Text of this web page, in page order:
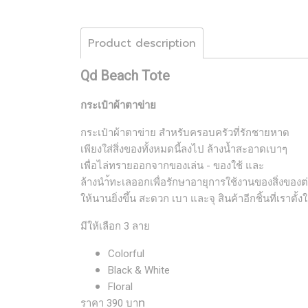
Product description
Qd Beach Tote
กระเป๋าผ้าตาข่าย
กระเป๋าผ้าตาข่าย สำหรับครอบครัวที่รักชายหาด
เพียงใส่สิ่งของทั้งหมดนี้ลงไป ล้างน้ำสะอาดเบาๆ
เพื่อไล่ทรายออกจากของเล่น - ของใช้ และ
ล้างนำ้ทะเลออกเพื่อรักษาอายุการใช้งานของสิ่งของ
ให้นานยิ่งขึ้น สะดวก เบา และจุ สินค้าอีกชิ้นที่เราตั้ง
มีให้เลือก 3 ลาย
Colorful
Black & White
Floral
ราคา 390 บาท